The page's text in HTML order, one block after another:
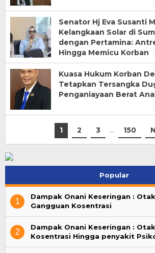
Senator Hj Eva Susanti
Kelangkaan Solar di
dengan Pertamina:
Hingga Memicu Korban
Kuasa Hukum Korban
Tetapkan Tersangka
Penganiayaan Berat
1 2 3 … 150
Popular
1
Dampak Onani Keseringan :
Gangguan Kosentrasi
2
Dampak Onani Keseringan :
Kosentrasi Hingga penyakit